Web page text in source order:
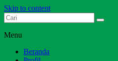
Skip to content
Dari Jambi untuk Indonesia
Menu
Beranda